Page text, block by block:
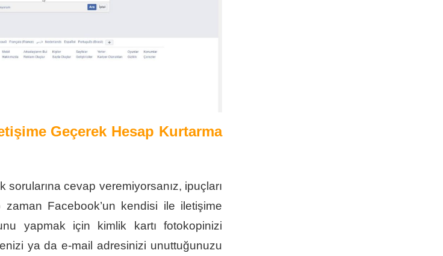
Geçerek Hesap Kurtarma
cevap veremiyorsanız, ipuçları
Facebook’un kendisi ile iletişime
yapmak için kimlik kartı fotokopinizi
ya da e-mail adresinizi unuttuğunuzu